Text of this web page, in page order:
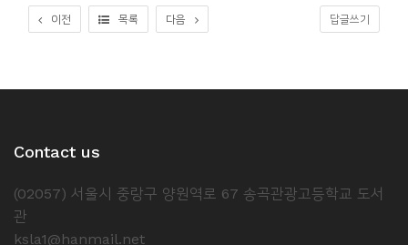
이전 목록 다음 답글쓰기
Contact us
(02057) 서울시 중랑구 양원역로 67 송곡관광고등학교 도서
관
ksla1@hanmail.net